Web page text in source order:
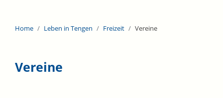
Home Leben in Tengen Freizeit Vereine
Vereine